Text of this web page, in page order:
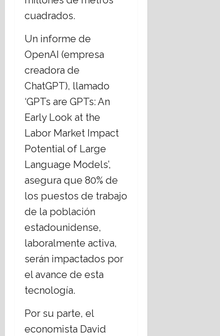
cuadrados.
Un informe de
OpenAI (empresa
creadora de
ChatGPT), llamado
‘GPTs are GPTs: An
Early Look at the
Labor Market Impact
Potential of Large
Language Models’,
asegura que 80% de
los puestos de trabajo
de la población
estadounidense,
laboralmente activa,
serán impactados por
el avance de esta
tecnología.
Por su parte, el
economista David